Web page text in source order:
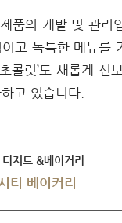
의 개발 및 관리
고 독특한 메뉴를
릿’도 새롭게 선
고 있습니다.
저트 &베이커리
티 베이커리